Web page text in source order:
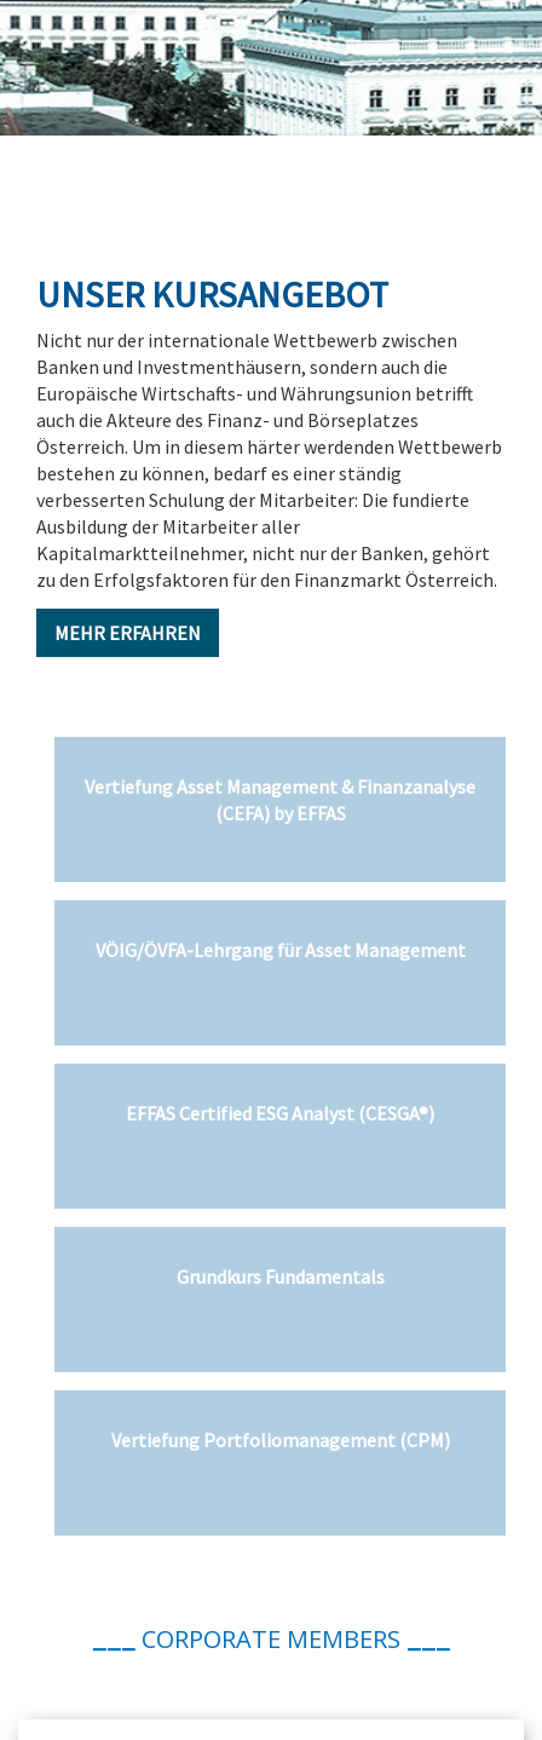
UNSER KURSANGEBOT
Nicht nur der internationale Wettbewerb zwischen
Banken und Investmenthäusern, sondern auch die
Europäische Wirtschafts- und Währungsunion betrifft
auch die Akteure des Finanz- und Börseplatzes
Österreich. Um in diesem härter werdenden Wettbewerb
bestehen zu können, bedarf es einer ständig
verbesserten Schulung der Mitarbeiter: Die fundierte
Ausbildung der Mitarbeiter aller
Kapitalmarktteilnehmer, nicht nur der Banken, gehört
zu den Erfolgsfaktoren für den Finanzmarkt Österreich.
MEHR ERFAHREN
Vertiefung Asset Management & Finanzanalyse
(CEFA) by EFFAS
VÖIG/ÖVFA-Lehrgang für Asset Management
EFFAS Certified ESG Analyst (CESGA®)
Grundkurs Fundamentals
Vertiefung Portfoliomanagement (CPM)
CORPORATE MEMBERS